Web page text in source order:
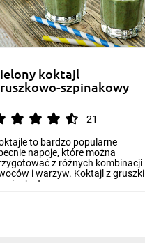
koktajl
szpinakowy
21
to bardzo popularne
napoje, które można
z różnych kombinacji
i warzyw. Koktajl z gruszki
to w...